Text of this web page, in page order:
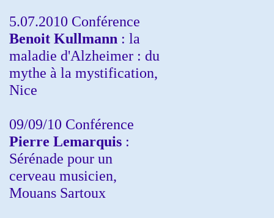
5.07.2010 Conférence
Benoit Kullmann : la
maladie d'Alzheimer : du
mythe à la mystification,
Nice
09/09/10 Conférence
Pierre Lemarquis :
Sérénade pour un
cerveau musicien,
Mouans Sartoux